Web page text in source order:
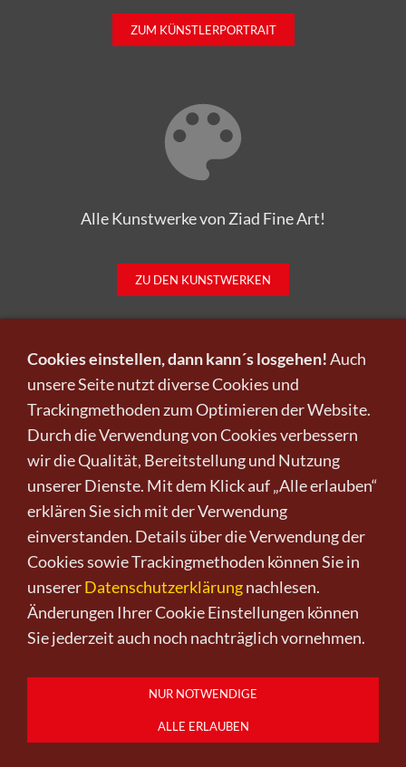
ZUM KÜNSTLERPORTRAIT
ZU DEN KUNSTWERKEN
Infos zu Verkauf und Versand!
KUNST KAUFEN BEI CRELALA
ImpressumAGBWiderruf
Cookies einstellen, dann kann´s losgehen!Auch
unsere Seite nutzt diverse Cookies und
Trackingmethoden zum Optimieren der Website.
Durch die Verwendung von Cookies verbessern
wir die Qualität, Bereitstellung und Nutzung
unserer Dienste. Mit dem Klick auf „Alle erlauben“
erklären Sie sich mit der Verwendung
einverstanden. Details über die Verwendung der
Cookies sowie Trackingmethoden können Sie in
unsererDatenschutzerklärungnachlesen.
Änderungen Ihrer Cookie Einstellungen können
Sie jederzeit auch noch nachträglich vornehmen.
NUR NOTWENDIGE
ALLE ERLAUBEN